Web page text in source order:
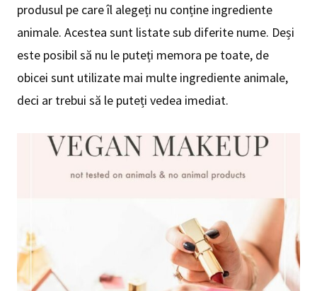
produsul pe care îl alegeți nu conține ingrediente
animale. Acestea sunt listate sub diferite nume. Deși
este posibil să nu le puteți memora pe toate, de
obicei sunt utilizate mai multe ingrediente animale,
deci ar trebui să le puteți vedea imediat.